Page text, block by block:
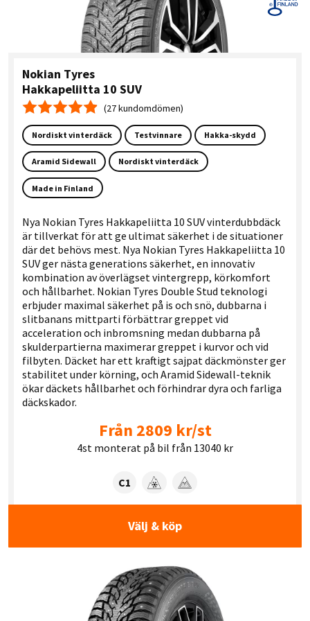
Nokian Tyres
Hakkapeliitta 10 SUV
Medelbetyg 4.9 (27 kundomdömen)
Nordiskt vinterdäck Testvinnare Hakka-skydd
Aramid Sidewall Nordiskt vinterdäck
Made in Finland
Nya Nokian Tyres Hakkapeliitta 10 SUV vinterdubbdäck
är tillverkat för att ge ultimat säkerhet i de situationer
där det behövs mest. Nya Nokian Tyres Hakkapeliitta 10
SUV ger nästa generations säkerhet, en innovativ
kombination av överlägset vintergrepp, körkomfort
och hållbarhet. Nokian Tyres Double Stud teknologi
erbjuder maximal säkerhet på is och snö, dubbarna i
slitbanans mittparti förbättrar greppet vid
acceleration och inbromsning medan dubbarna på
skulderpartierna maximerar greppet i kurvor och vid
filbyten. Däcket har ett kraftigt sajpat däckmönster ger
stabilitet under körning, och Aramid Sidewall-teknik
ökar däckets hållbarhet och förhindrar dyra och farliga
däckskador.
Från 2809 kr/st
4st monterat på bil från 13040 kr
Tyre class:
C1 SnögreppIsgrepp
Välj & köp